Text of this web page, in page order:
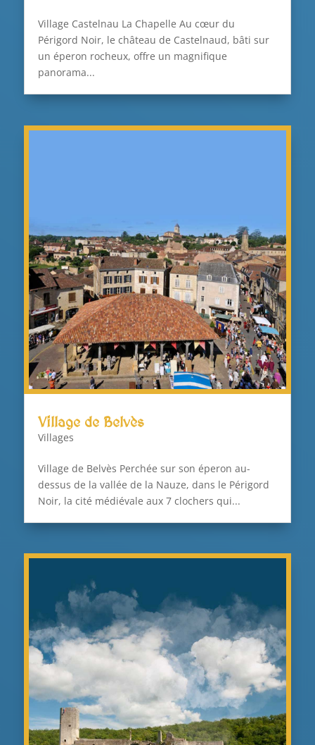
Village Castelnau La Chapelle Au cœur du
Périgord Noir, le château de Castelnaud, bâti sur
un éperon rocheux, offre un magnifique
panorama...
Village de Belvès
Villages
Village de Belvès Perchée sur son éperon au-
dessus de la vallée de la Nauze, dans le Périgord
Noir, la cité médiévale aux 7 clochers qui...